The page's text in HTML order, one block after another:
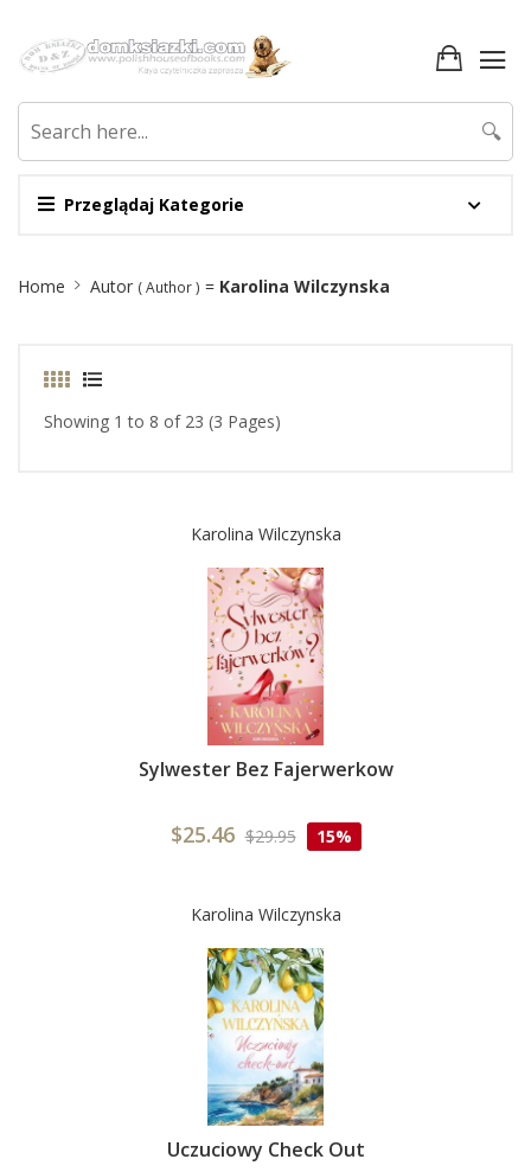
Przeglądaj Kategorie
🔍
Breadcrumb
Home Autor ( Author ) = Karolina Wilczynska
Showing 1 to 8 of 23 (3 Pages)
Karolina Wilczynska
Sylwester Bez Fajerwerkow
$25.46 $29.95 15%
Karolina Wilczynska
Uczuciowy Check Out